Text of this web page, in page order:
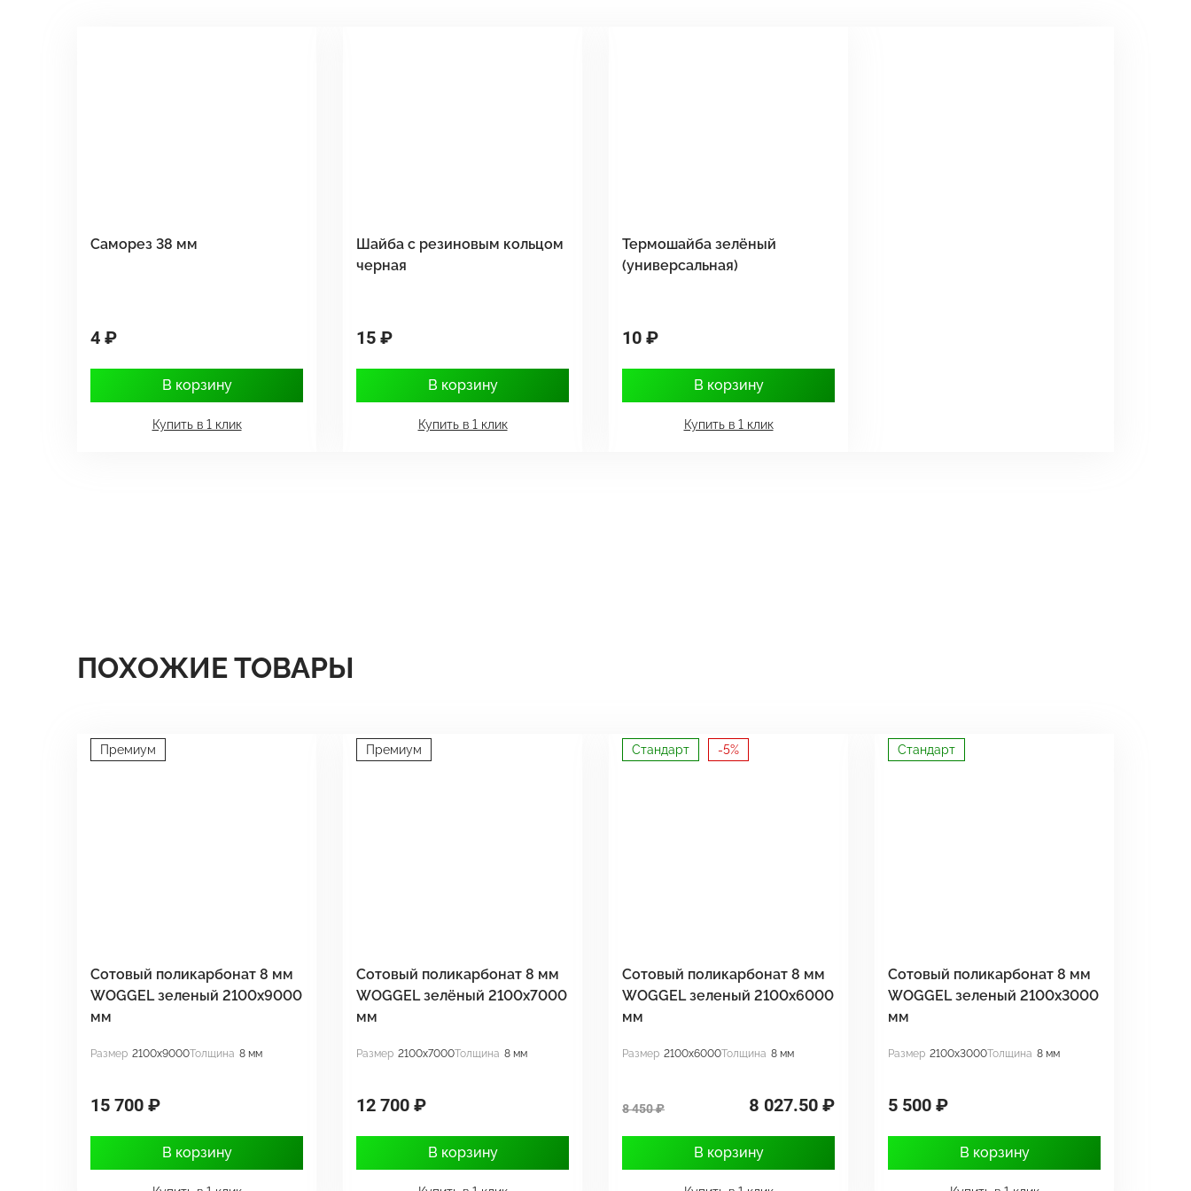
Саморез 38 мм
4 ₽
В корзину
Купить в 1 клик
Шайба с резиновым кольцом
черная
15 ₽
В корзину
Купить в 1 клик
Термошайба зелёный
(универсальная)
10 ₽
В корзину
Купить в 1 клик
ПОХОЖИЕ ТОВАРЫ
Премиум
Сотовый поликарбонат 8 мм
WOGGEL зеленый 2100х9000
мм
Размер 2100x9000Толщина 8 мм
15 700 ₽
В корзину
Премиум
Сотовый поликарбонат 8 мм
WOGGEL зелёный 2100х7000
мм
Размер 2100x7000Толщина 8 мм
12 700 ₽
В корзину
Стандарт -5%
Сотовый поликарбонат 8 мм
WOGGEL зеленый 2100х6000
мм
Размер 2100x6000Толщина 8 мм
8 450 ₽ 8 027.50 ₽
В корзину
Стандарт
Сотовый поликарбонат 8 мм
WOGGEL зеленый 2100х3000
мм
Размер 2100x3000Толщина 8 мм
5 500 ₽
В корзину